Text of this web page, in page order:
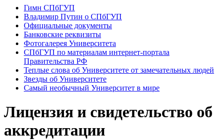
Гимн СПбГУП
Владимир Путин о СПбГУП
Официальные документы
Банковские реквизиты
Фотогалерея Университета
СПбГУП по материалам интернет-портала
Правительства РФ
Теплые слова об Университете от замечательных людей
Звезды об Университете
Самый необычный Университет в мире
Лицензия и свидетельство об
аккредитации